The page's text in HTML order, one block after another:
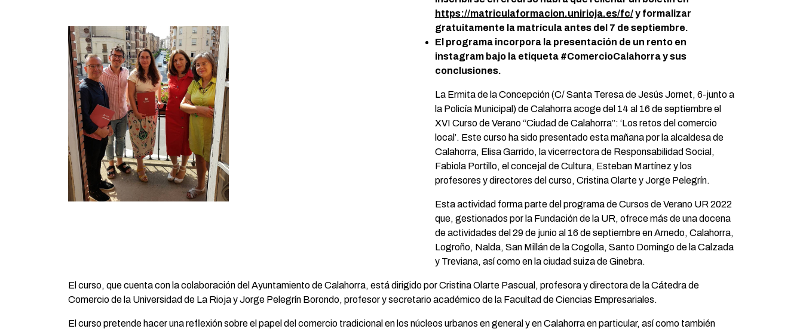
https://matriculaformacion.unirioja.es/fc/y formalizar
gratuitamente la matrícula antes del 7 de septiembre.
El programa incorpora la presentación de un rento en
instagram bajo la etiqueta #ComercioCalahorra y sus
conclusiones.
La Ermita de la Concepción (C/ Santa Teresa de Jesús Jornet, 6-junto a
la Policía Municipal) de Calahorra acoge del 14 al 16 de septiembre el
XVI Curso de Verano “Ciudad de Calahorra”: ‘Los retos del comercio
local’. Este curso ha sido presentado esta mañana por la alcaldesa de
Calahorra, Elisa Garrido, la vicerrectora de Responsabilidad Social,
Fabiola Portillo, el concejal de Cultura, Esteban Martínez y los
profesores y directores del curso, Cristina Olarte y Jorge Pelegrín.
Esta actividad forma parte del programa de Cursos de Verano UR 2022
que, gestionados por la Fundación de la UR, ofrece más de una docena
de actividades del 29 de junio al 16 de septiembre en Arnedo, Calahorra,
Logroño, Nalda, San Millán de la Cogolla, Santo Domingo de la Calzada
y Treviana, así como en la ciudad suiza de Ginebra.
El curso, que cuenta con la colaboración del Ayuntamiento de Calahorra, está dirigido por Cristina Olarte Pascual, profesora y directora de la Cátedra de
Comercio de la Universidad de La Rioja y Jorge Pelegrín Borondo, profesor y secretario académico de la Facultad de Ciencias Empresariales.
El curso pretende hacer una reflexión sobre el papel del comercio tradicional en los núcleos urbanos en general y en Calahorra en particular, así como también